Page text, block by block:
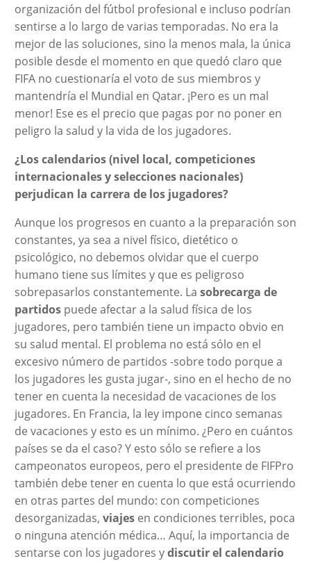
organización del fútbol profesional e incluso podrían
sentirse a lo largo de varias temporadas. No era la
mejor de las soluciones, sino la menos mala, la única
posible desde el momento en que quedó claro que
FIFA no cuestionaría el voto de sus miembros y
mantendría el Mundial en Qatar. ¡Pero es un mal
menor! Ese es el precio que pagas por no poner en
peligro la salud y la vida de los jugadores.
¿Los calendarios (nivel local, competiciones
internacionales y selecciones nacionales)
perjudican la carrera de los jugadores?
Aunque los progresos en cuanto a la preparación son
constantes, ya sea a nivel físico, dietético o
psicológico, no debemos olvidar que el cuerpo
humano tiene sus límites y que es peligroso
sobrepasarlos constantemente. La sobrecarga de
partidospuede afectar a la salud física de los
jugadores, pero también tiene un impacto obvio en
su salud mental. El problema no está sólo en el
excesivo número de partidos -sobre todo porque a
los jugadores les gusta jugar-, sino en el hecho de no
tener en cuenta la necesidad de vacaciones de los
jugadores. En Francia, la ley impone cinco semanas
de vacaciones y esto es un mínimo. ¿Pero en cuántos
países se da el caso? Y esto sólo se refiere a los
campeonatos europeos, pero el presidente de FIFPro
también debe tener en cuenta lo que está ocurriendo
en otras partes del mundo: con competiciones
desorganizadas, viajesen condiciones terribles, poca
o ninguna atención médica… Aquí, la importancia de
sentarse con los jugadores ydiscutir el calendario